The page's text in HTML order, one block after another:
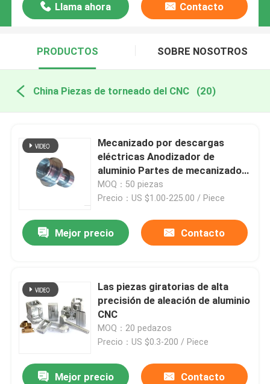
Llama ahora Contacto
PRODUCTOS SOBRE NOSOTROS
China Piezas de torneado del CNC (20)
Mecanizado por descargas
eléctricas Anodizador de
aluminio Partes de mecanizado
de precisión
MOQ：50 piezas
Precio：US $1.00-225.00 / Piece
Mejor precio Contacto
Las piezas giratorias de alta
precisión de aleación de aluminio
CNC
MOQ：20 pedazos
Precio：US $0.3-200 / Piece
Mejor precio Contacto